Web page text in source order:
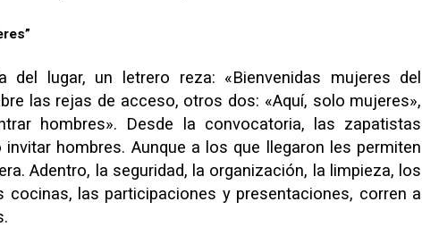
del lugar, un letrero reza: «Bienvenidas mujeres del
las rejas de acceso, otros dos: «Aquí, solo mujeres»,
hombres». Desde la convocatoria, las zapatistas
invitar hombres. Aunque a los que llegaron les permiten
Adentro, la seguridad, la organización, la limpieza, los
cocinas, las participaciones y presentaciones, corren a